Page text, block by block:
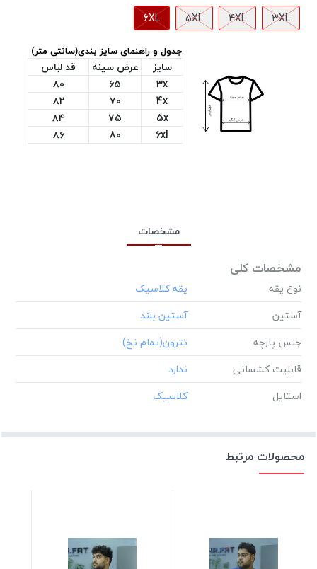
3XL
4XL
5XL
6XL
جدول و راهنمای سایز بندی(سانتی متر)
سایز عرض سینه
قد لباس
3x
۶۵
۸۰
4x
۷۰
۸۲
5x
۷۵
۸۴
6xl
8۰ ۸۶
مشخصات
مشخصات کلی
نوع یقه
آستین
جنس پارچه
قابلیت کشسانی
استایل
محصولات مرتبط